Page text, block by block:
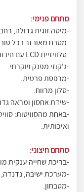
מתחם פנימי:
-מיטה זוגית גדולה,
-מטבח מאובזר בכל
-טלוויזיית LCD עם חיבור לערוצי הלוויין.
-ג'קוזי מפנק ויוקרתי.
-מרפסת פרטית.
-סלון מרווח.
-שידת אחסון ומראה
-באחת מהסוויטות:
ואיכותית.
מתחם חיצוני:
-בריכת שחייה ענקית
-מערכת ישיבה,
-מטבחון.